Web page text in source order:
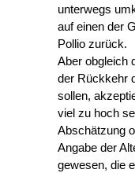
unterwegs
auf einen der
Pollio zurück.
Aber obgleich
der Rückkehr
sollen,
viel zu hoch
Abschätzung
Angabe der
gewesen, die